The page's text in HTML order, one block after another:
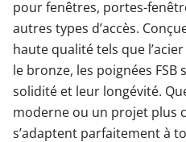
pour fenêtres, portes-
autres types d’accès.
haute qualité tels que
le bronze, les poignées
solidité et leur longévité.
moderne ou un projet plus
s’adaptent parfaitement à